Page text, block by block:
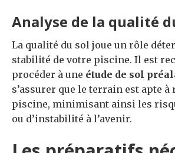
Analyse de la qualité
La qualité du sol joue un rôle
stabilité de votre piscine. Il est
procéder à une étude de sol
s’assurer que le terrain est apte à
piscine, minimisant ainsi les
ou d’instabilité à l’avenir.